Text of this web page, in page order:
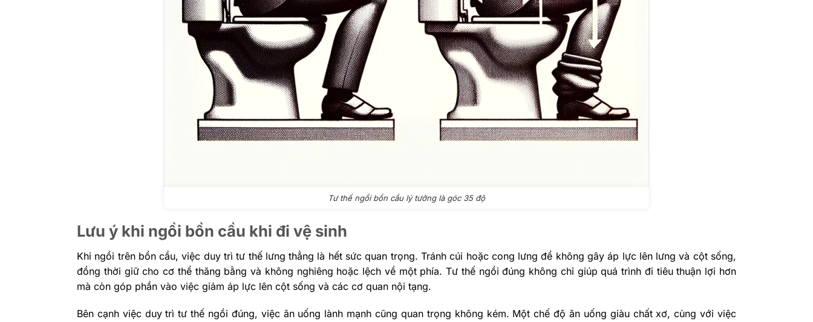
Tư thế ngồi bồn cầu lý tưởng là góc 35 độ
Lưu ý khi ngồi bồn cầu khi đi vệ sinh
Khi ngồi trên bồn cầu, việc duy trì tư thế lưng thẳng là hết sức quan trọng. Tránh cúi hoặc cong lưng để không gây áp lực lên lưng và cột sống,
đồng thời giữ cho cơ thể thăng bằng và không nghiêng hoặc lệch về một phía. Tư thế ngồi đúng không chỉ giúp quá trình đi tiêu thuận lợi hơn
mà còn góp phần vào việc giảm áp lực lên cột sống và các cơ quan nội tạng.
Bên cạnh việc duy trì tư thế ngồi đúng, việc ăn uống lành mạnh cũng quan trọng không kém. Một chế độ ăn uống giàu chất xơ, cùng với việc